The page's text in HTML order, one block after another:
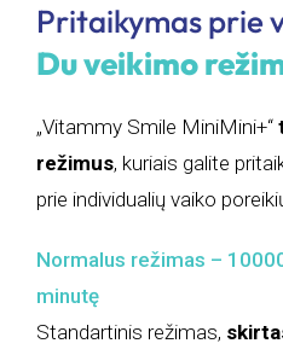
Pritaikymas prie
Du veikimo
„Vitammy Smile MiniMini+“
režimus, kuriais galite
prie individualių vaiko
Normalus režimas –
minutę
Standartinis režimas,